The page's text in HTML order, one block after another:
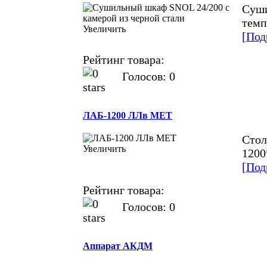
Увеличить
Рейтинг товара:
Голосов: 0
ЛАБ-1200 ЛЛв МЕТ
Увеличить
Рейтинг товара:
Голосов: 0
Аппарат АКДМ